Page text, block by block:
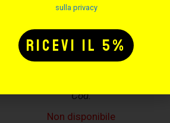
Cod.
Non disponibile
sulla privacy